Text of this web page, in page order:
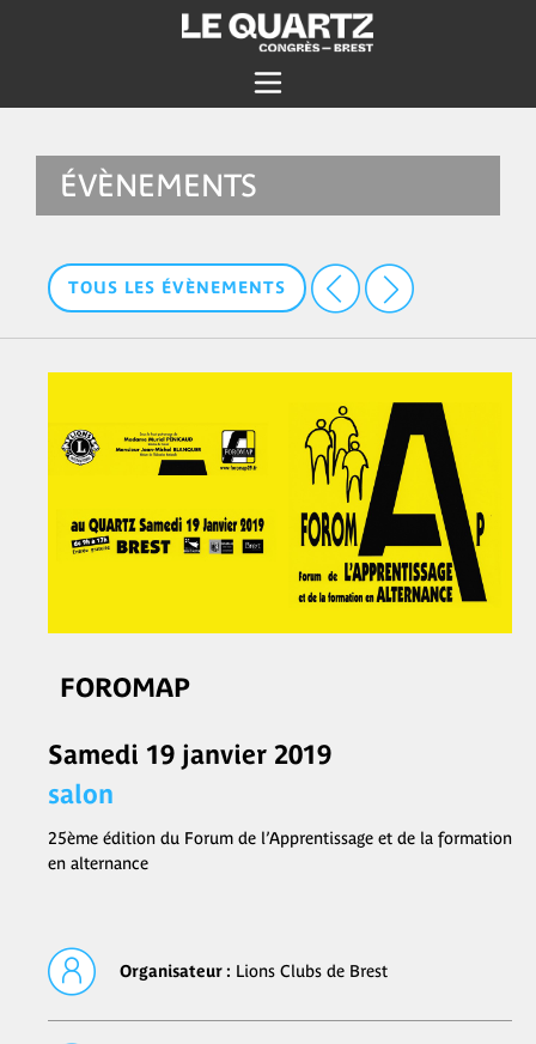
ÉVÈNEMENTS
TOUS LES ÉVÈNEMENTS
FOROMAP
Samedi 19 janvier 2019
salon
25ème édition du Forum de l’Apprentissage et de la formation
en alternance
Organisateur : Lions Clubs de Brest